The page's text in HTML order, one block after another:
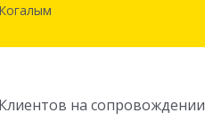
Когалым
Клиентов на сопровождении